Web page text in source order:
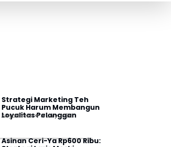
Strategi Marketing Teh
Pucuk Harum Membangun
Loyalitas Pelanggan
Aisyah Yekti 31 July 2026
Asinan Ceri-Ya Rp600 Ribu: